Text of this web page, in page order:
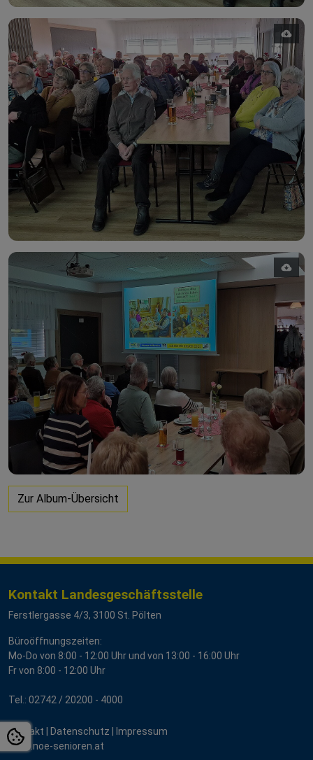
Zur Album-Übersicht
Kontakt Landesgeschäftsstelle
Ferstlergasse 4/3, 3100 St. Pölten
Büroöffnungszeiten:
Mo-Do von 8:00 - 12:00 Uhr und von 13:00 - 16:00 Uhr
Fr von 8:00 - 12:00 Uhr
Tel.: 02742 / 20200 - 4000
Kontakt Datenschutz
Impressum
www.noe-senioren.at